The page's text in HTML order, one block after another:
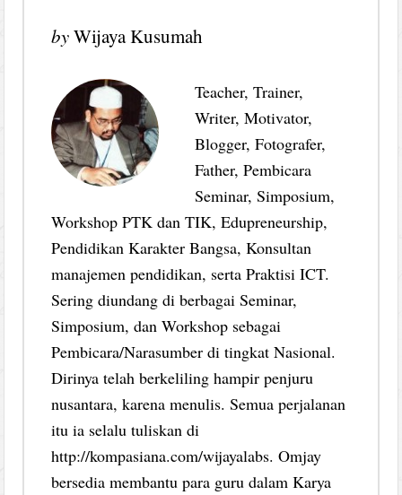
byWijaya Kusumah
Teacher, Trainer,
Writer, Motivator,
Blogger, Fotografer,
Father, Pembicara
Seminar, Simposium,
Workshop PTK dan TIK, Edupreneurship,
Pendidikan Karakter Bangsa, Konsultan
manajemen pendidikan, serta Praktisi ICT.
Sering diundang di berbagai Seminar,
Simposium, dan Workshop sebagai
Pembicara/Narasumber di tingkat Nasional.
Dirinya telah berkeliling hampir penjuru
nusantara, karena menulis. Semua perjalanan
itu ia selalu tuliskan di
http://kompasiana.com/wijayalabs. Omjay
bersedia membantu para guru dalam Karya